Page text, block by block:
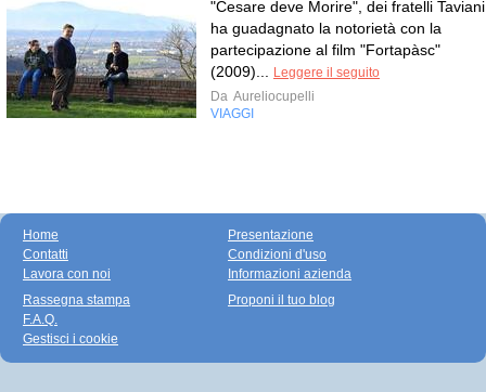
"Cesare deve Morire", dei fratelli
ha guadagnato la notorietà con la
partecipazione al film "Fortapàsc"
(2009)...
Leggere il seguito
Da Aureliocupelli
VIAGGI
Home
Contatti
Lavora con noi
Presentazione
Condizioni d'uso
Informazioni azienda
Rassegna stampa
F.A.Q.
Gestisci i cookie
Proponi il tuo blog